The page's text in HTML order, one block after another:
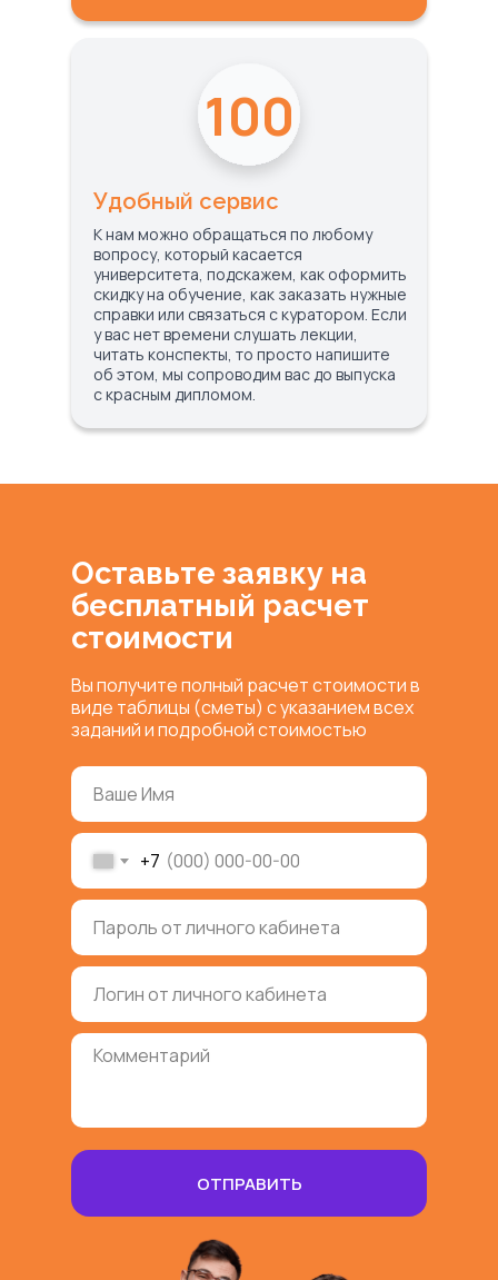
Удобный сервис
К нам можно обращаться по любому
вопросу, который касается
университета, подскажем, как оформить
скидку на обучение, как заказать нужные
справки или связаться с куратором. Если
у вас нет времени слушать лекции,
читать конспекты, то просто напишите
об этом, мы сопроводим вас до выпуска
с красным дипломом.
100
Вы получите полный расчет стоимости в
виде таблицы (сметы) с указанием всех
заданий и подробной стоимостью
Оставьте заявку на
бесплатный расчет
стоимости
+7
ОТПРАВИТЬ
Оставить заявку